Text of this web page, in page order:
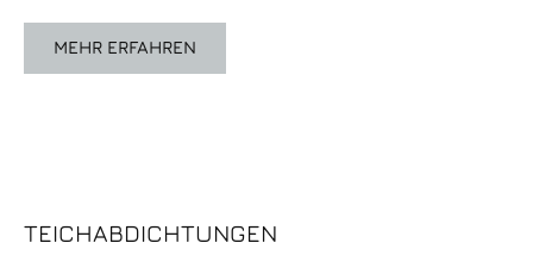
MEHR ERFAHREN
TEICHABDICHTUNGEN